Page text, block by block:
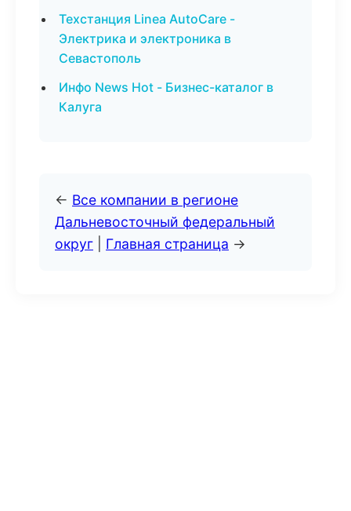
Техстанция Linea AutoCare -
Электрика и электроника в
Севастополь
Инфо News Hot - Бизнес-каталог в
Калуга
← Все компании в регионе
Дальневосточный федеральный
округ
Главная страница →